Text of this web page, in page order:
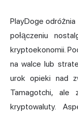
PlayDoge odróżnia
połączeniu
kryptoekonomii.
na walce lub
urok opieki nad
Tamagotchi, ale
kryptowaluty.